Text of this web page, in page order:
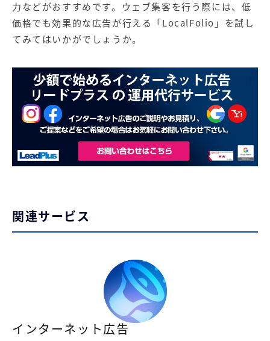
力などがおすすめです。ウェブ集客を行う際には、低
価格でも効果的な広告が行える「LocalFolio」を試し
てみてはいかがでしょうか。
関連サービス
インターネット広告